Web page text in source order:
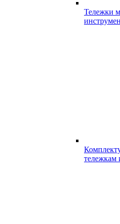
Тележки
тележкам